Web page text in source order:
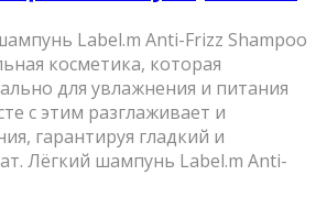
Label.m Anti-Frizz Shampoo
косметика, которая
для увлажнения и питания
с этим разглаживает и
гарантируя гладкий и
Лёгкий шампунь Label.m Anti-